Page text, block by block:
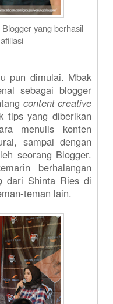
yang berhasil
pun dimulai. Mbak
sebagai blogger
content creative
tips yang diberikan
menulis konten
sampai dengan
seorang Blogger.
berhalangan
dari Shinta Ries di
teman lain.